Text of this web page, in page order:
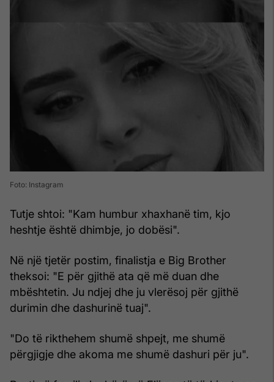
Foto: Instagram
Tutje shtoi: "Kam humbur xhaxhanë tim, kjo
heshtje është dhimbje, jo dobësi".
Në një tjetër postim, finalistja e Big Brother
theksoi: "E për gjithë ata që më duan dhe
mbështetin. Ju ndjej dhe ju vlerësoj për gjithë
durimin dhe dashurinë tuaj".
"Do të rikthehem shumë shpejt, me shumë
përgjigje dhe akoma me shumë dashuri për ju".